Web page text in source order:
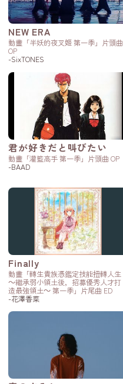
NEW ERA
動畫「半妖的夜叉姬 第一季」片頭曲
OP
-SixTONES
君が好きだと叫びたい
動畫「灌籃高手 第一季」片頭曲 OP
-BAAD
Finally
動畫「轉生貴族憑鑑定技能扭轉人生
～繼承弱小領土後，招募優秀人才打
造最強領土～ 第一季」片尾曲 ED
-花澤香菜